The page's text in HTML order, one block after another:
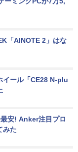
「AINOTE 2」はな
イール「CE28 N-plu
安! Anker注目プロ
みた